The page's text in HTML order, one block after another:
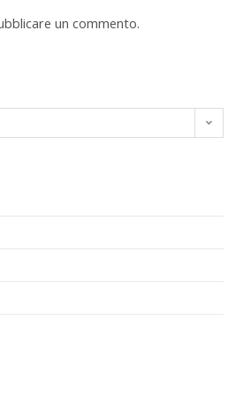
un commento.